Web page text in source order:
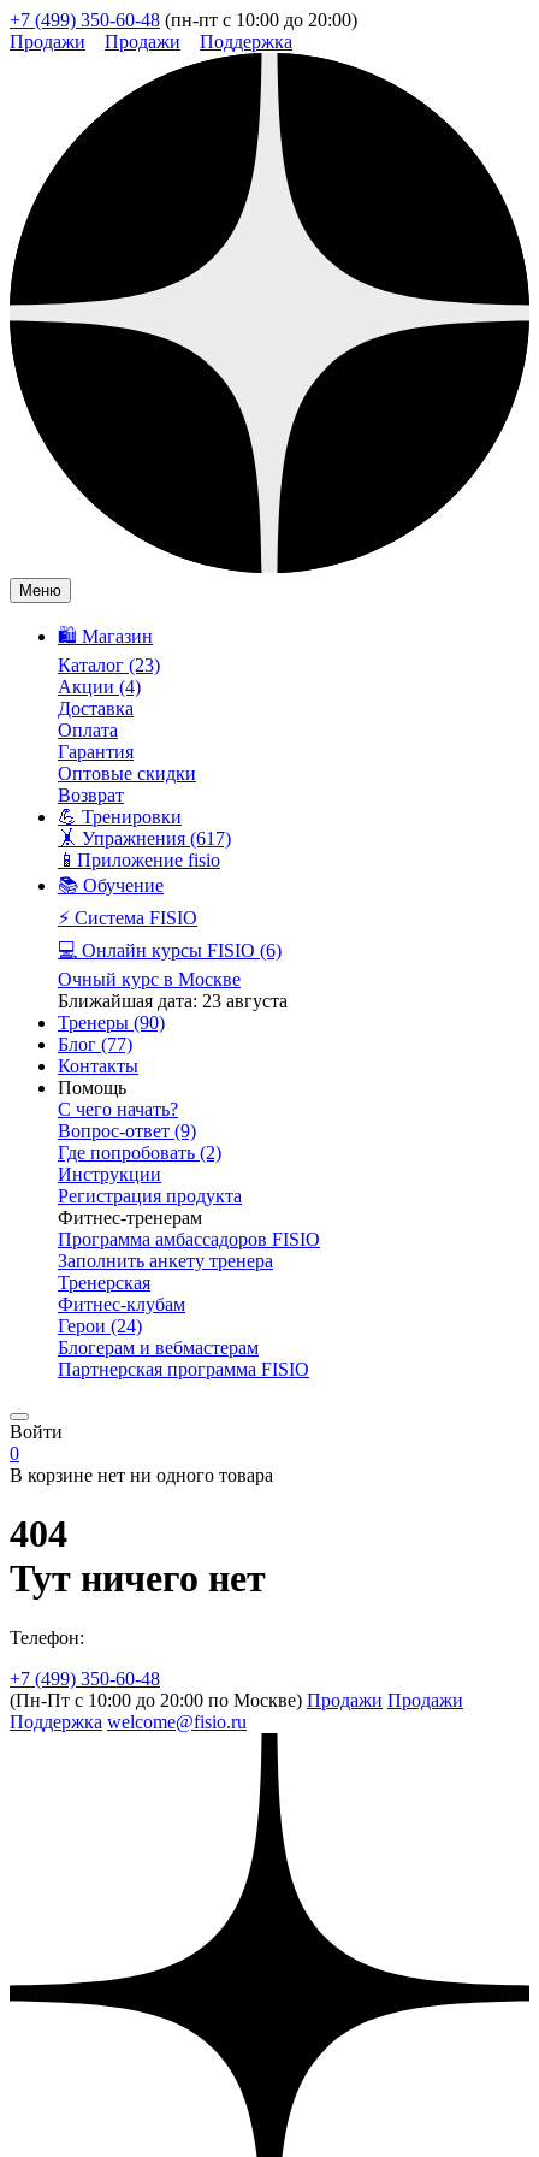
+7 (499) 350-60-48 (пн-пт с 10:00 до 20:00)
Продажи
Продажи Поддержка
Меню
🛍️ Магазин
Каталог (23)
Акции (4)
Доставка
Оплата
Гарантия
Оптовые скидки
Возврат
💪 Тренировки
🤸 Упражнения (617)
📱Приложение fisio
📚 Обучение
⚡️ Система FISIO
💻 Онлайн курсы FISIO (6)
Очный курс в Москве
Ближайшая дата: 23 августа
Тренеры (90)
Блог (77)
Контакты
Помощь
С чего начать?
Вопрос-ответ (9)
Где попробовать (2)
Инструкции
Регистрация продукта
Фитнес-тренерам
Программа амбассадоров FISIO
Заполнить анкету тренера
Тренерская
Фитнес-клубам
Герои (24)
Блогерам и вебмастерам
Партнерская программа FISIO
Войти
0
В корзине нет ни одного товара
404
Тут ничего нет
Телефон:
+7 (499) 350-60-48
(Пн-Пт с 10:00 до 20:00 по Москве) Продажи Продажи
Поддержка welcome@fisio.ru